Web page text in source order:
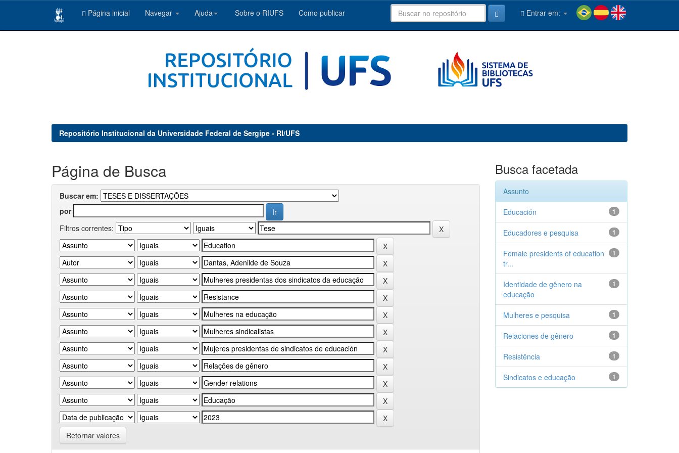
Página inicial Navegar Ajuda Sobre o RIUFS Como publicar Entrar em:
Repositório Institucional da Universidade Federal de Sergipe - RI/UFS
Página de Busca
Buscar em:
por
Filtros correntes:
Retornar valores
Busca facetada
Assunto
1
Educación
1
Educadores e pesquisa
1
Female presidents of education
tr...
1
Identidade de gênero na
educação
1
Mulheres e pesquisa
1
Relaciones de gênero
1
Resistência
1
Sindicatos e educação